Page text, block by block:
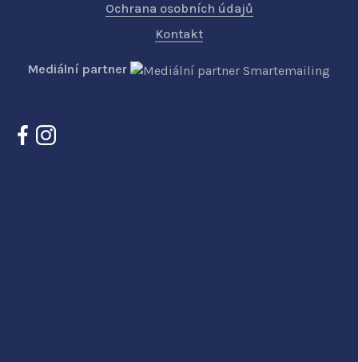
Ochrana osobních údajů
Kontakt
Mediální partner